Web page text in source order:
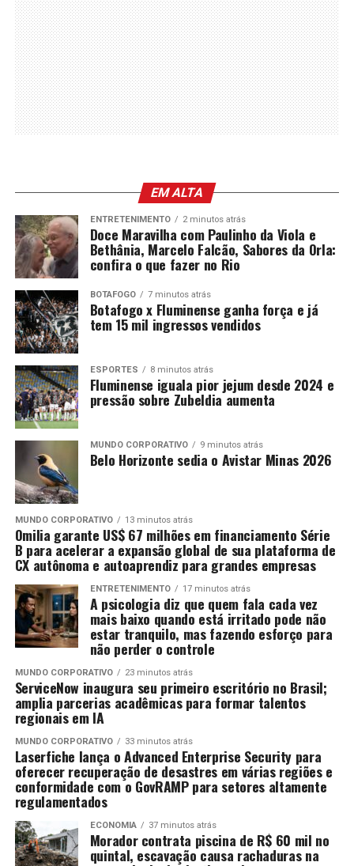
EM ALTA
ENTRETENIMENTO 2 minutos atrás
Doce Maravilha com Paulinho da Viola e
Bethânia, Marcelo Falcão, Sabores da Orla:
confira o que fazer no Rio
BOTAFOGO 7 minutos atrás
Botafogo x Fluminense ganha força e já
tem 15 mil ingressos vendidos
ESPORTES 8 minutos atrás
Fluminense iguala pior jejum desde 2024 e
pressão sobre Zubeldia aumenta
MUNDO CORPORATIVO 9 minutos atrás
Belo Horizonte sedia o Avistar Minas 2026
MUNDO CORPORATIVO 13 minutos atrás
Omilia garante US$ 67 milhões em financiamento Série
B para acelerar a expansão global de sua plataforma de
CX autônoma e autoaprendiz para grandes empresas
ENTRETENIMENTO 17 minutos atrás
A psicologia diz que quem fala cada vez
mais baixo quando está irritado pode não
estar tranquilo, mas fazendo esforço para
não perder o controle
MUNDO CORPORATIVO 23 minutos atrás
ServiceNow inaugura seu primeiro escritório no Brasil;
amplia parcerias acadêmicas para formar talentos
regionais em IA
MUNDO CORPORATIVO 33 minutos atrás
Laserfiche lança o Advanced Enterprise Security para
oferecer recuperação de desastres em várias regiões e
conformidade com o GovRAMP para setores altamente
regulamentados
ECONOMIA 37 minutos atrás
Morador contrata piscina de R$ 60 mil no
quintal, escavação causa rachaduras na